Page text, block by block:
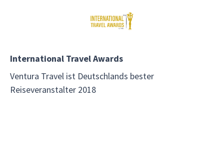
International Travel Awards
Ventura Travel ist Deutschlands bester
Reiseveranstalter 2018